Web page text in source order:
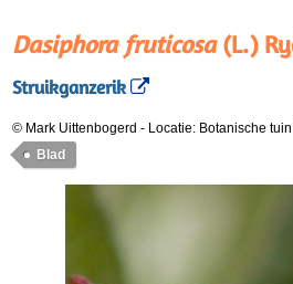
Dasiphora fruticosa(L.)
Struikganzerik
© Mark Uittenbogerd - Locatie: Botanische
Blad